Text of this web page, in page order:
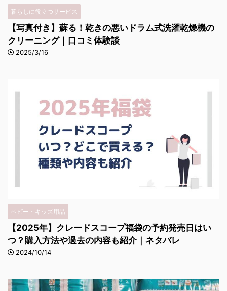
暮らしに役立つサービス
【写真付き】蘇る！乾きの悪いドラム式洗濯乾燥機の
クリーニング｜口コミ体験談
2025/3/16
ベビー・キッズ用品
【2025年】クレードスコープ福袋の予約発売日はい
つ？購入方法や過去の内容も紹介｜ネタバレ
2024/10/14